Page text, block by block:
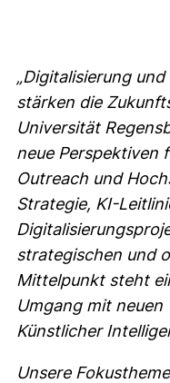
„Digitalisierung
stärken die
Universität
neue Perspektiven
Outreach und
Strategie, KI-
strategischen und
Mittelpunkt steht
Umgang mit
Künstlicher
Unsere